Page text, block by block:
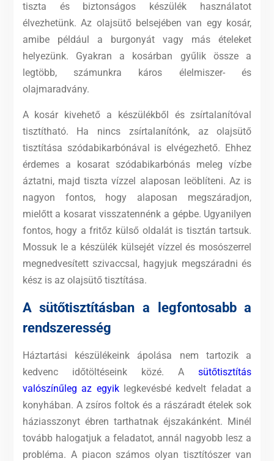
tiszta és biztonságos készülék használatot
élvezhetünk. Az olajsütő belsejében van egy kosár,
amibe például a burgonyát vagy más ételeket
helyezünk. Gyakran a kosárban gyűlik össze a
legtöbb, számunkra káros élelmiszer- és
olajmaradvány.
A kosár kivehető a készülékből és zsírtalanítóval
tisztítható. Ha nincs zsírtalanítónk, az olajsütő
tisztítása szódabikarbónával is elvégezhető. Ehhez
érdemes a kosarat szódabikarbónás meleg vízbe
áztatni, majd tiszta vízzel alaposan leöblíteni. Az is
nagyon fontos, hogy alaposan megszáradjon,
mielőtt a kosarat visszatennénk a gépbe. Ugyanilyen
fontos, hogy a fritőz külső oldalát is tisztán tartsuk.
Mossuk le a készülék külsejét vízzel és mosószerrel
megnedvesített szivaccsal, hagyjuk megszáradni és
kész is az olajsütő tisztítása.
A sütőtisztításban a legfontosabb a
rendszeresség
Háztartási készülékeink ápolása nem tartozik a
kedvenc időtöltéseink közé. Asütőtisztítás
valószínűleg az egyiklegkevésbé kedvelt feladat a
konyhában. A zsíros foltok és a rászáradt ételek sok
háziasszonyt ébren tarthatnak éjszakánként. Minél
tovább halogatjuk a feladatot, annál nagyobb lesz a
probléma. A piacon számos olyan tisztítószer van